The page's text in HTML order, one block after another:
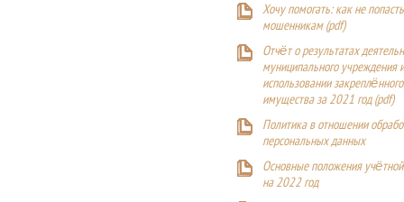
Хочу помогать: как не
мошенникам (pdf)
Отчёт о результатах
муниципального учреждения
использовании
имущества за 2021 год (pdf)
Политика в отношении
персональных данных
Основные положения
на 2022 год